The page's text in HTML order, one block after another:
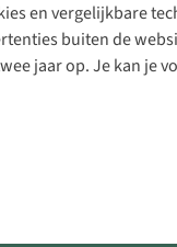
en vergelijkbare
buiten de
jaar op. Je kan je